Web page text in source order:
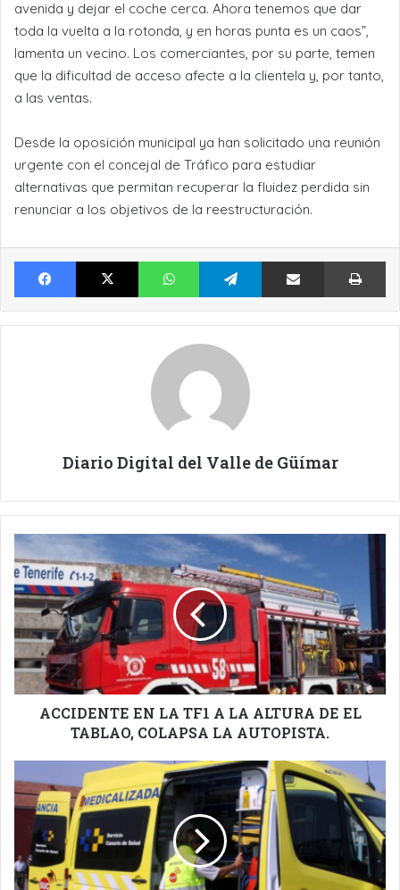
avenida y dejar el coche cerca. Ahora tenemos que dar
toda la vuelta a la rotonda, y en horas punta es un caos”,
lamenta un vecino. Los comerciantes, por su parte, temen
que la dificultad de acceso afecte a la clientela y, por tanto,
a las ventas.
Desde la oposición municipal ya han solicitado una reunión
urgente con el concejal de Tráfico para estudiar
alternativas que permitan recuperar la fluidez perdida sin
renunciar a los objetivos de la reestructuración.
Facebook X WhatsApp Telegram Compartir por Email
Diario Digital del Valle de Güímar
ACCIDENTE
EN
LA
TF1
A
LA
ALTURA
DE
EL
TABLAO,ACCIDENTE EN LA TF1 A LA ALTURA DE EL
TABLAO, COLAPSA LA AUTOPISTA.
GRAVE
DE
ESTA
MAÑANA
EN